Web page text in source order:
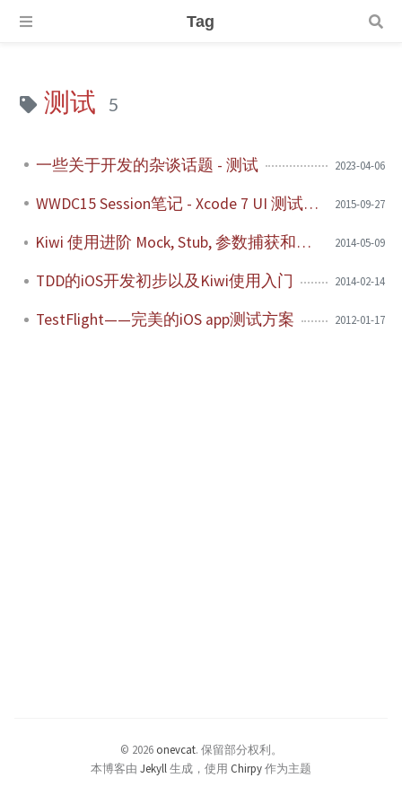
Tag
测试 5
一些关于开发的杂谈话题 - 测试 2023-04-06
WWDC15 Session笔记 - Xcode 7 UI 测试初窥 2015-09-27
Kiwi 使用进阶 Mock, Stub, 参数捕获和异步测试 2014-05-09
TDD的iOS开发初步以及Kiwi使用入门 2014-02-14
TestFlight——完美的iOS app测试方案 2012-01-17
© 2026 onevcat. 保留部分权利。
本博客由 Jekyll 生成，使用 Chirpy作为主题